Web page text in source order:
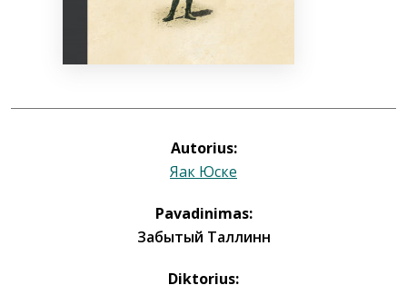
Autorius:
Яак Юске
Pavadinimas:
Забытый Таллинн
Diktorius: